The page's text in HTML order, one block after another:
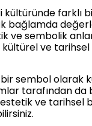
farklı
bağlamda
ve sembolik
ve tarihsel
sembol olarak
tarafından
ve tarihsel